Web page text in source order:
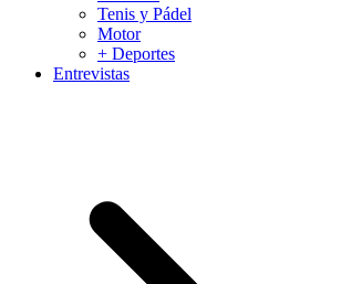
Tenis y Pádel
Motor
+ Deportes
Entrevistas